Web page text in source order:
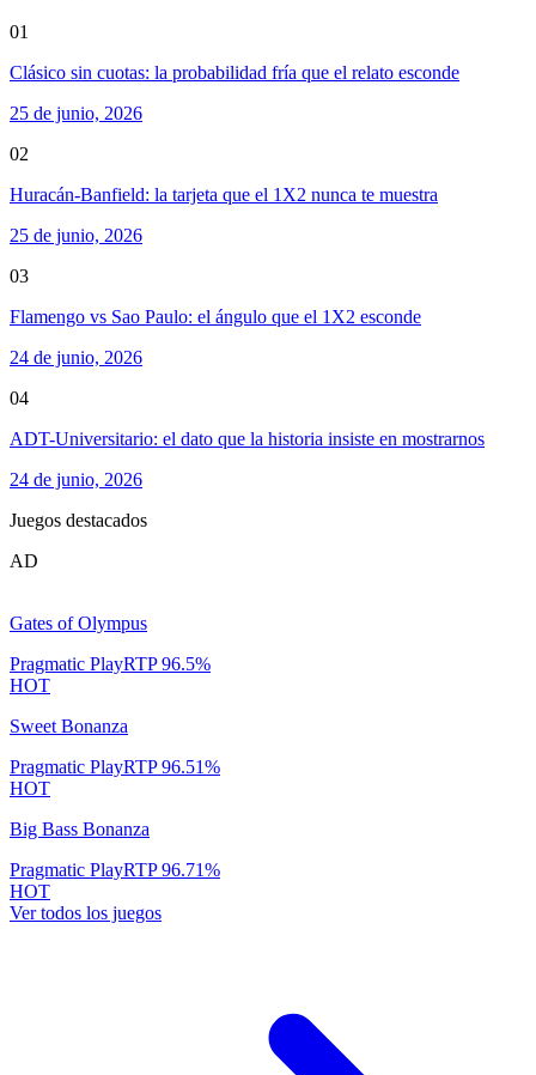
01
Clásico sin cuotas: la probabilidad fría que el relato esconde
25 de junio, 2026
02
Huracán-Banfield: la tarjeta que el 1X2 nunca te muestra
25 de junio, 2026
03
Flamengo vs Sao Paulo: el ángulo que el 1X2 esconde
24 de junio, 2026
04
ADT-Universitario: el dato que la historia insiste en mostrarnos
24 de junio, 2026
Juegos destacados
AD
Gates of Olympus
Pragmatic PlayRTP96.5%
HOT
Sweet Bonanza
Pragmatic PlayRTP96.51%
HOT
Big Bass Bonanza
Pragmatic PlayRTP96.71%
HOT
Ver todos los juegos